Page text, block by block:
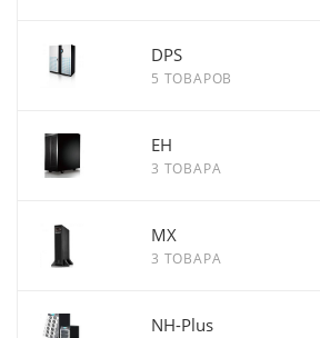
DPS
5 ТОВАРОВ
EH
3 ТОВАРА
MX
3 ТОВАРА
NH-Plus